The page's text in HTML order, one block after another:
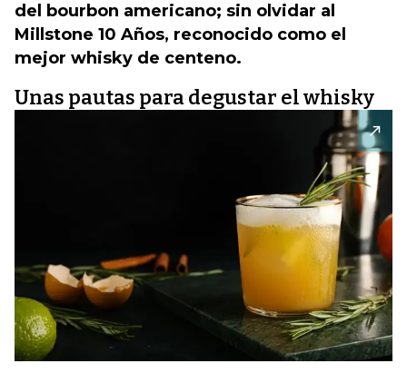
del bourbon americano; sin olvidar al
Millstone 10 Años, reconocido como el
mejor whisky de centeno.
Unas pautas para degustar el whisky